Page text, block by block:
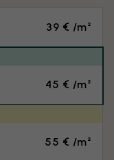
39 € /m²
45 € /m²
55 € /m²